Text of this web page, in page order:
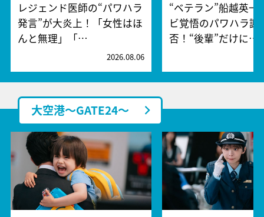
レジェンド医師の“パワハラ
発言”が大炎上！「女性はほ
んと無理」「…
2026.08.06
“ベテラン”船越英一
ビ覚悟のパワハラ謝
否！“後輩”だけに…
大空港～GATE24～